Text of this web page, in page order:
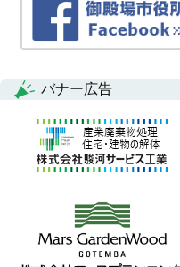
バナー広告